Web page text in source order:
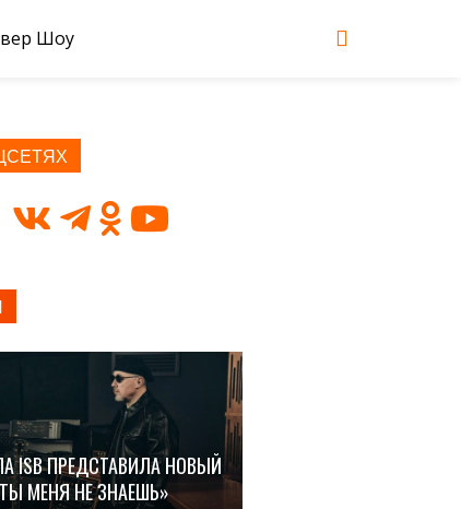
Шоу
ISB ПРЕДСТАВИЛА НОВЫЙ
МЕНЯ НЕ ЗНАЕШЬ»